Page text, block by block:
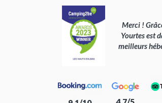
Merci !
Yourtes est
meilleurs